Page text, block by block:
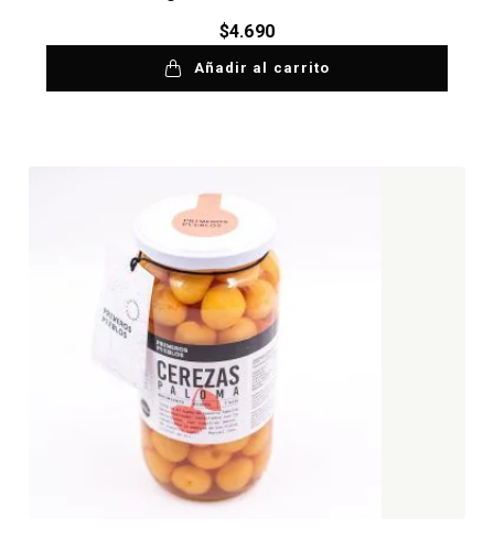
$4.690
Añadir al carrito